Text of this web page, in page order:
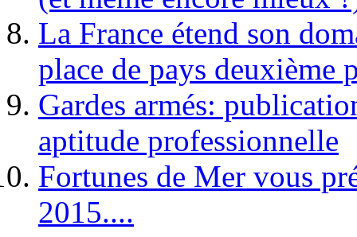
La France étend son
place de pays deuxième
Gardes armés:
aptitude professionnelle
Fortunes de Mer vous
2015....